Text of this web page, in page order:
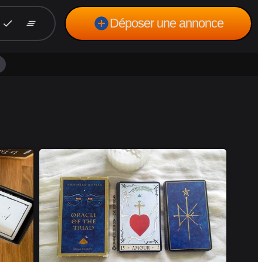
check clear_all add_circleDéposer une annonce